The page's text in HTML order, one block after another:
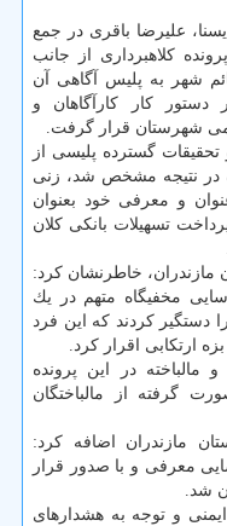
علیرضا باقری در جمع
كلاهبرداری از جانب
شهر به پلیس آگاهی آن
كار كارآگاهان و
شهرستان قرار گرفت.
گسترده پلیسی از
در نتیجه مشخص شد، زنی
و معرفی خود بعنوان
تسهیلات بانكی كلان
مازندران، خاطرنشان كرد:
مخفیگاه متهم در یك
دستگیر كردند كه این فرد
ارتكابی اقرار كرد.
داشت: تابحال 80 شاكی و مالباخته در این پرونده
گرفته از مالباختگان
مازندران اضافه كرد:
معرفی و با صدور قرار
شد.
و توجه به هشدارهای